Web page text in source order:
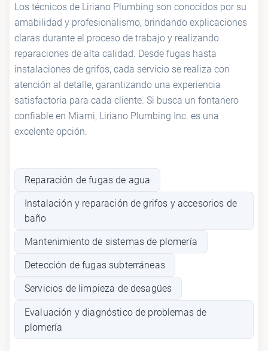
Los técnicos de Liriano Plumbing son conocidos por su
amabilidad y profesionalismo, brindando explicaciones
claras durante el proceso de trabajo y realizando
reparaciones de alta calidad. Desde fugas hasta
instalaciones de grifos, cada servicio se realiza con
atención al detalle, garantizando una experiencia
satisfactoria para cada cliente. Si busca un fontanero
confiable en Miami, Liriano Plumbing Inc. es una
excelente opción.
Reparación de fugas de agua
Instalación y reparación de grifos y accesorios de
baño
Mantenimiento de sistemas de plomería
Detección de fugas subterráneas
Servicios de limpieza de desagües
Evaluación y diagnóstico de problemas de
plomería